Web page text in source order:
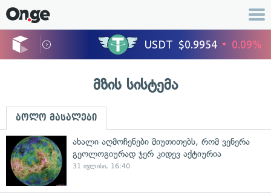
მზის სისტემა
ბოლო მასალები
ახალი აღმოჩენები მიუთითებს, რომ ვენერა
გეოლოგიურად ჯერ კიდევ აქტიურია
31 ივლისი, 16:40